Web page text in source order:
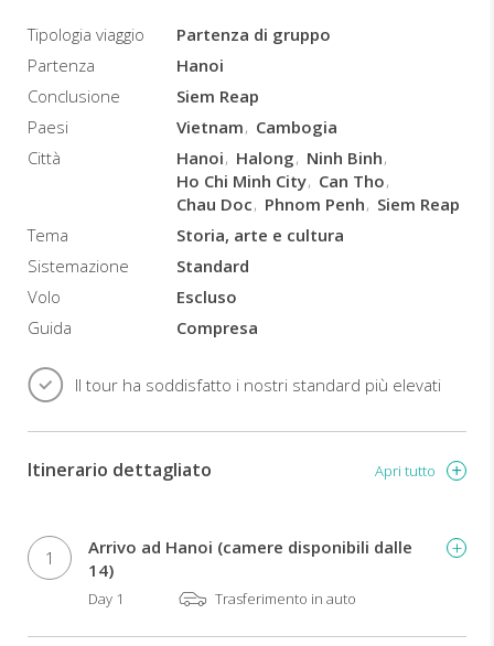
partecipanti.
Tipologia viaggio
Partenza di gruppo
Partenza
Hanoi
Conclusione
Siem Reap
Paesi
Vietnam
Cambogia
Città
Hanoi Halong
Ninh Binh
Ho Chi Minh City Can Tho
Chau Doc
Phnom Penh
Siem Reap
Tema
Storia, arte e cultura
Sistemazione
Standard
Volo
Escluso
Guida
Compresa
Il tour ha soddisfatto i nostri standard più elevati
Itinerario dettagliato Apri tutto
1
Arrivo ad Hanoi (camere disponibili dalle
14)
Day 1 Trasferimento in auto